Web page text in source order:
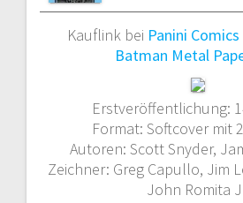
Kauflink bei Panini
Batman Metal
Erstveröffentlichung:
Format: Softcover mit
Autoren: Scott Snyder,
Zeichner: Greg Capullo, Jim
John Romita